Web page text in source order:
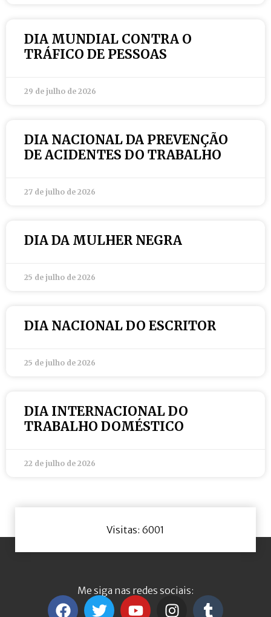
DIA MUNDIAL CONTRA O
TRÁFICO DE PESSOAS
29 de julho de 2026
DIA NACIONAL DA PREVENÇÃO
DE ACIDENTES DO TRABALHO
27 de julho de 2026
DIA DA MULHER NEGRA
25 de julho de 2026
DIA NACIONAL DO ESCRITOR
25 de julho de 2026
DIA INTERNACIONAL DO
TRABALHO DOMÉSTICO
22 de julho de 2026
Visitas: 6001
Me siga nas redes sociais: